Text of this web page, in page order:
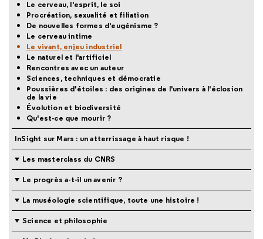
Le cerveau, l'esprit, le soi
Procréation, sexualité et filiation
De nouvelles formes d'eugénisme ?
Le cerveau intime
Le vivant, enjeu industriel
Le naturel et l'artificiel
Rencontres avec un auteur
Sciences, techniques et démocratie
Poussières d'étoiles : des origines de l'univers à l'éclosion
de la vie
Évolution et biodiversité
Qu'est-ce que mourir ?
InSight sur Mars : un atterrissage à haut risque !
Les masterclass du CNRS
Le progrès a-t-il un avenir ?
La muséologie scientifique, toute une histoire !
Science et philosophie